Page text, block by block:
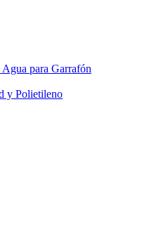
para Garrafón
y Polietileno